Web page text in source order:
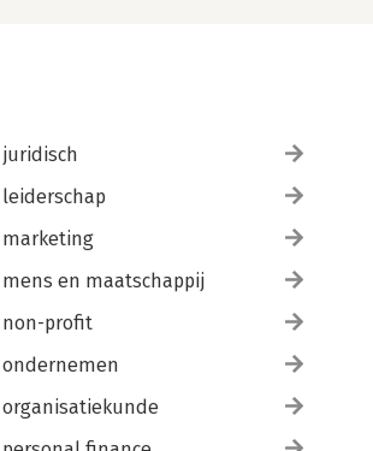
juridisch
leiderschap
marketing
mens en maatschappij
non-profit
ondernemen
organisatiekunde